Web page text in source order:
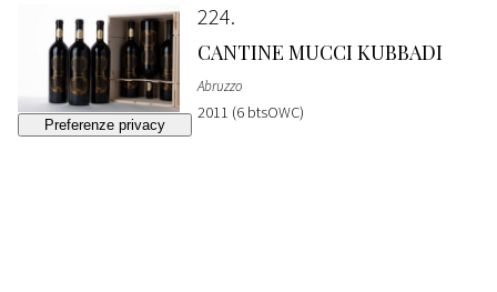
224
CANTINE MUCCI KUBBADI
Abruzzo
2011 (6 btsOWC)